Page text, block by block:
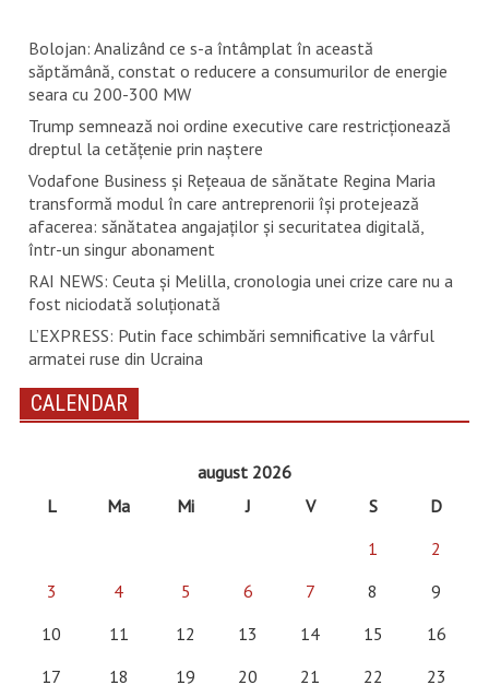
Bolojan: Analizând ce s-a întâmplat în această
săptămână, constat o reducere a consumurilor de energie
seara cu 200-300 MW
Trump semnează noi ordine executive care restricţionează
dreptul la cetăţenie prin naştere
Vodafone Business și Rețeaua de sănătate Regina Maria
transformă modul în care antreprenorii își protejează
afacerea: sănătatea angajaților și securitatea digitală,
într-un singur abonament
RAI NEWS: Ceuta și Melilla, cronologia unei crize care nu a
fost niciodată soluționată
L’EXPRESS: Putin face schimbări semnificative la vârful
armatei ruse din Ucraina
CALENDAR
august 2026
L
Ma Mi J V S
D
1
2
3
4 5 6 7 8
9
10
11 12 13 14 15
16
17
18 19 20 21 22
23